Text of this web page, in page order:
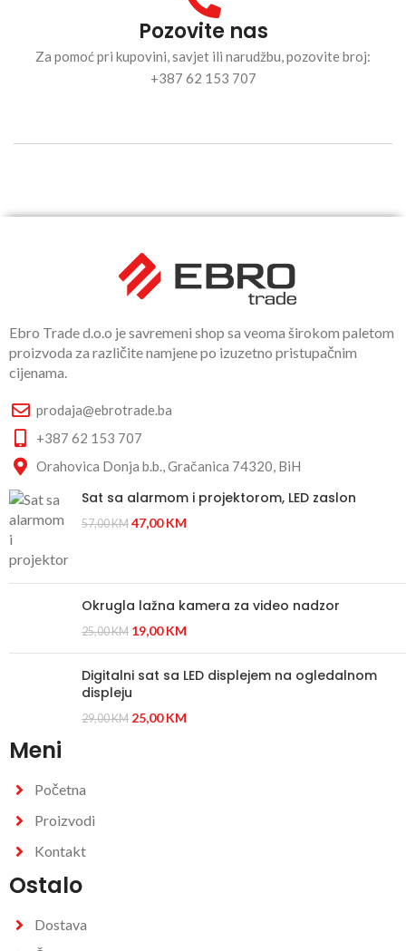
Pozovite nas
Za pomoć pri kupovini, savjet ili narudžbu, pozovite broj:
+387 62 153 707
Ebro Trade d.o.o je savremeni shop sa veoma širokom paletom
proizvoda za različite namjene po izuzetno pristupačnim
cijenama.
prodaja@ebrotrade.ba
+387 62 153 707
Orahovica Donja b.b., Gračanica 74320, BiH
Sat sa alarmom i projektorom, LED zaslon
57,00KM 47,00KM
Okrugla lažna kamera za video nadzor
25,00KM 19,00KM
Digitalni sat sa LED displejem na ogledalnom
displeju
29,00KM 25,00KM
Meni
Početna
Proizvodi
Kontakt
Ostalo
Dostava